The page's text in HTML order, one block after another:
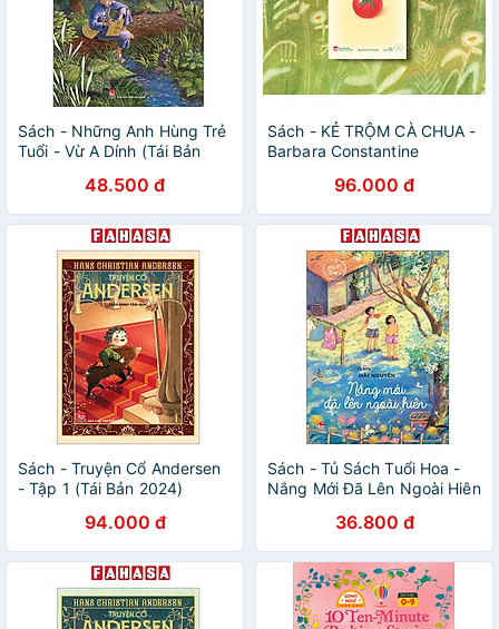
Sách - Những Anh Hùng Trẻ
Tuổi - Vừ A Dính (Tái Bản
48.500 đ
Sách - KẺ TRỘM CÀ CHUA -
Barbara Constantine
96.000 đ
Sách - Truyện Cổ Andersen
- Tập 1 (Tái Bản 2024)
94.000 đ
Sách - Tủ Sách Tuổi Hoa -
Nắng Mới Đã Lên Ngoài Hiên
36.800 đ